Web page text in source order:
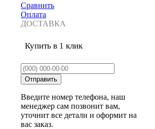
Сравнить
Оплата
ДОСТАВКА
Купить в 1 клик
Введите номер телефона, наш
менеджер сам позвонит вам,
уточнит все детали и оформит на
вас заказ.